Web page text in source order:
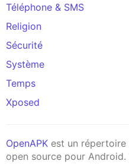
Téléphone & SMS
Religion
Sécurité
Système
Temps
Xposed
OpenAPK est un
open source pour Android.